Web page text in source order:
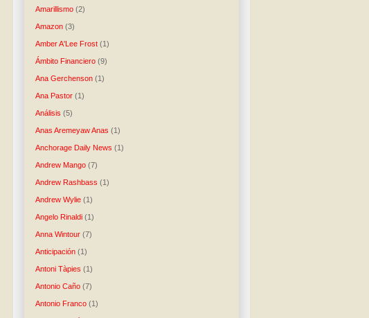
Amarillismo (2)
Amazon (3)
Amber A'Lee Frost (1)
Ámbito Financiero (9)
Ana Gerchenson (1)
Ana Pastor (1)
Análisis (5)
Anas Aremeyaw Anas (1)
Anchorage Daily News (1)
Andrew Mango (7)
Andrew Rashbass (1)
Andrew Wylie (1)
Angelo Rinaldi (1)
Anna Wintour (7)
Anticipación (1)
Antoni Tàpies (1)
Antonio Caño (7)
Antonio Franco (1)